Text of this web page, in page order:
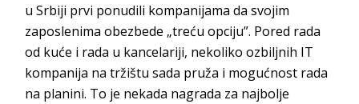
u Srbiji prvi ponudili kompanijama da svojim
zaposlenima obezbede „treću opciju”. Pored rada
od kuće i rada u kancelariji, nekoliko ozbiljnih IT
kompanija na tržištu sada pruža i mogućnost rada
na planini. To je nekada nagrada za najbolje